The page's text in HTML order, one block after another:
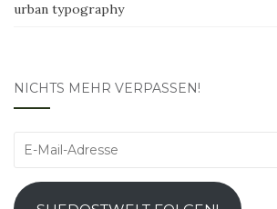
urban typography
NICHTS MEHR VERPASSEN!
E-
Adresse